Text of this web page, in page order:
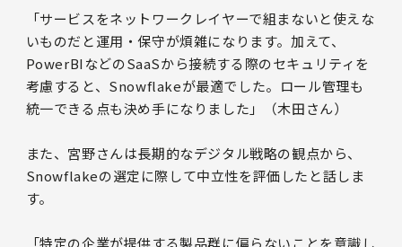
「サービスをネットワークレイヤーで組まないと使えな
いものだと運用・保守が煩雑になります。加えて、
PowerBIなどのSaaSから接続する際のセキュリティを
考慮すると、Snowflakeが最適でした。ロール管理も
統一できる点も決め手になりました」（木田さん）
また、宮野さんは長期的なデジタル戦略の観点から、
Snowflakeの選定に際して中立性を評価したと話しま
す。
「特定の企業が提供する製品群に偏らないことを意識し